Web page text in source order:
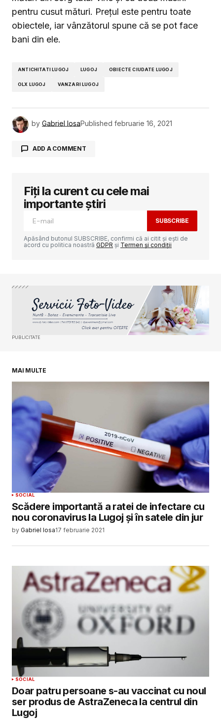
pentru cusut mături. Prețul este pentru toate
obiectele, iar vânzătorul spune că se pot face
bani din ele.
ANTICHITATI LUGOJ LUGOJ OBIECTE CIUDATE LUGOJ
OLX LUGOJ VANZARI LUGOJ
by Gabriel IosaPublished februarie 16, 2021
ADD A COMMENT
Adresa ta de email nu va fi publicată.
Câmpurile obligatorii sunt marcate cu
Your E-mail*
Fiți la curent cu cele mai
importante știri
SUBSCRIBE
Apăsând butonul SUBSCRIBE, confirmi că ai citit și ești de
acord cu politica noastră GDPR și Termen și condiții
PUBLICITATE
MAI MULTE
SOCIAL
Scădere importantă a ratei de infectare cu
nou coronavirus la Lugoj și în satele din jur
by Gabriel Iosa17 februarie 2021
SOCIAL
Doar patru persoane s-au vaccinat cu noul
ser produs de AstraZeneca la centrul din
Lugoj